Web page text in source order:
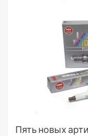
Пять новых